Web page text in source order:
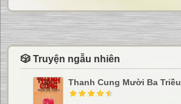
🎲 Truyện ngẫu nhiên
Thanh Cung Mười Ba Triều